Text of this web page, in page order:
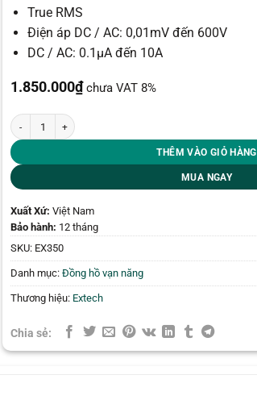
True RMS
Điện áp DC / AC: 0,01mV đến 600V
DC / AC: 0.1µA đến 10A
1.850.000₫ chưa VAT 8%
Đồng hồ vạn năng Extech EX350 True RMS số lượng
THÊM VÀO GIỎ HÀNG
MUA NGAY
Xuất Xứ: Việt Nam
Bảo hành: 12 tháng
SKU: EX350
Danh mục:Đồng hồ vạn năng
Thương hiệu: Extech
Chia sẻ: